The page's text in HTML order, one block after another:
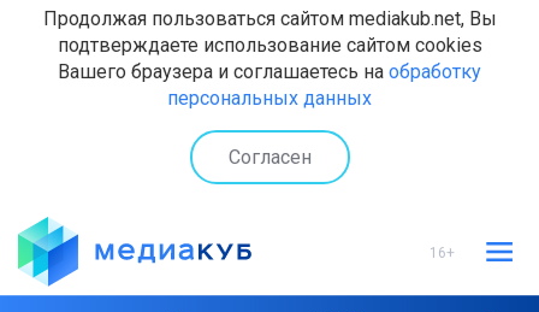
Продолжая пользоваться сайтом mediakub.net, Вы
подтверждаете использование сайтом cookies
Вашего браузера и соглашаетесь на обработку
персональных данных
Согласен
16+